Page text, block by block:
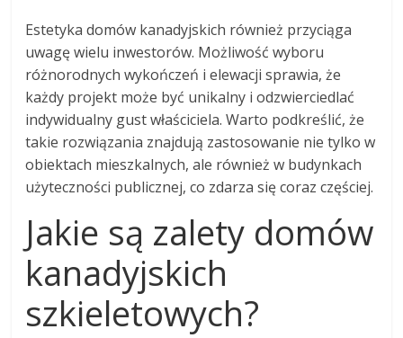
Estetyka domów kanadyjskich również przyciąga
uwagę wielu inwestorów. Możliwość wyboru
różnorodnych wykończeń i elewacji sprawia, że
każdy projekt może być unikalny i odzwierciedlać
indywidualny gust właściciela. Warto podkreślić, że
takie rozwiązania znajdują zastosowanie nie tylko w
obiektach mieszkalnych, ale również w budynkach
użyteczności publicznej, co zdarza się coraz częściej.
Jakie są zalety domów
kanadyjskich
szkieletowych?